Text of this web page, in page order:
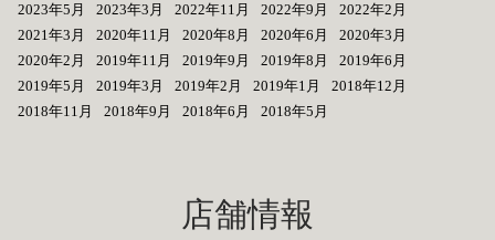
2023年5月
2023年3月 2022年11月 2022年9月
2022年2月
2021年3月
2020年11月 2020年8月 2020年6月
2020年3月
2020年2月
2019年11月 2019年9月 2019年8月
2019年6月
2019年5月
2019年3月 2019年2月 2019年1月
2018年12月
2018年11月
2018年9月 2018年6月 2018年5月
店舗情報